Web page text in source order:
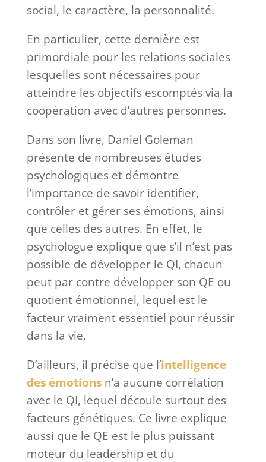
social, le caractère, la personnalité.
En particulier, cette dernière est
primordiale pour les relations sociales
lesquelles sont nécessaires pour
atteindre les objectifs escomptés via la
coopération avec d’autres personnes.
Dans son livre, Daniel Goleman
présente de nombreuses études
psychologiques et démontre
l’importance de savoir identifier,
contrôler et gérer ses émotions, ainsi
que celles des autres. En effet, le
psychologue explique que s’il n’est pas
possible de développer le QI, chacun
peut par contre développer son QE ou
quotient émotionnel, lequel est le
facteur vraiment essentiel pour réussir
dans la vie.
D’ailleurs, il précise que l’intelligence
des émotionsn’a aucune corrélation
avec le QI, lequel découle surtout des
facteurs génétiques. Ce livre explique
aussi que le QE est le plus puissant
moteur du leadership et du